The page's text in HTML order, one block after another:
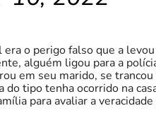
o perigo falso que a
alguém ligou para a
em seu marido, se
do tipo tenha ocorrido na
para avaliar a veracidade